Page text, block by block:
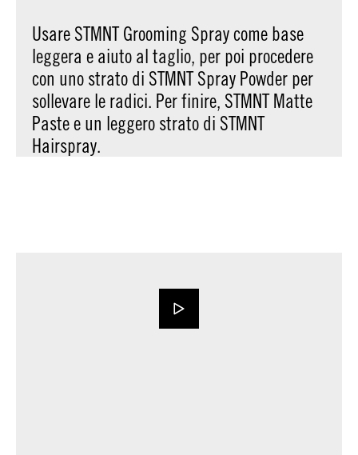
Usare STMNT Grooming Spray come base
leggera e aiuto al taglio, per poi procedere
con uno strato di STMNT Spray Powder per
sollevare le radici. Per finire, STMNT Matte
Paste e un leggero strato di STMNT
Hairspray.